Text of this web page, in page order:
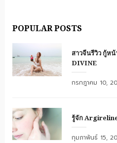
POPULAR POSTS
สาวจีนรีวิว กู้ห
DIVINE
Posted
กรกฎาคม 10,
รู้จัก
Posted
กุมภาพันธ์ 15,